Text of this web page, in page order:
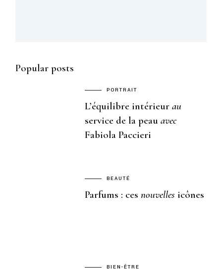
Popular posts
PORTRAIT
L’équilibre intérieurau
service de la peauavec
Fabiola Paccieri
BEAUTÉ
Parfums : cesnouvelles icônes
BIEN-ÊTRE